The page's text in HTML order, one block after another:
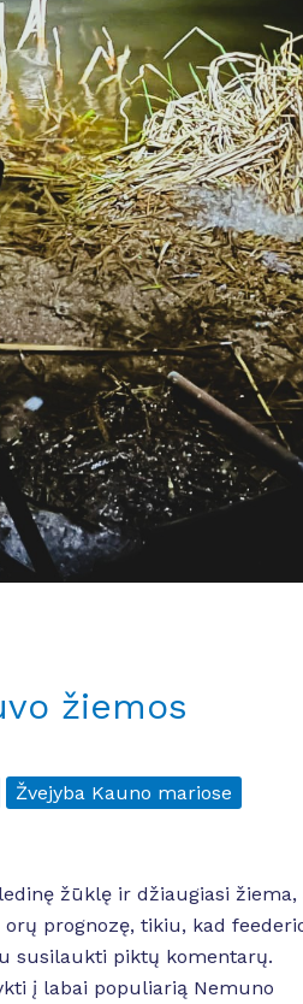
žiemos
Žvejyba Kauno mariose
žūklę ir džiaugiasi žiema,
prognozę, tikiu, kad
susilaukti piktų komentarų.
į labai populiarią Nemuno